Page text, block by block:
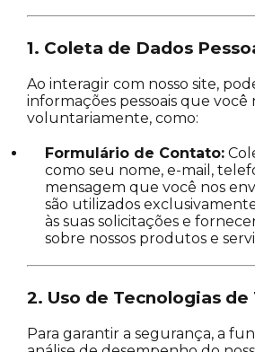
1. Coleta de Dados
Ao interagir com nosso site,
informações pessoais que você
voluntariamente, como:
Formulário de Contato:
como seu nome, e-mail,
mensagem que você nos
são utilizados
às suas solicitações e
sobre nossos produtos e
2. Uso de Tecnologias
Para garantir a segurança, a